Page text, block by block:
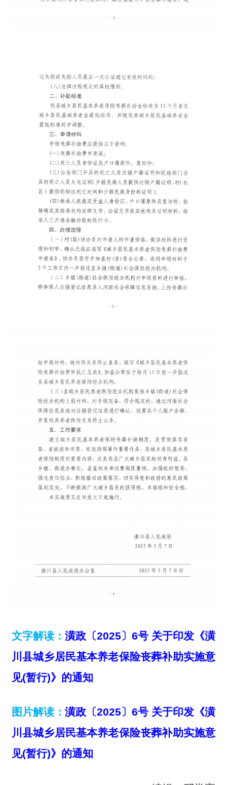
文字解读： 潢政〔2025〕6号 关于印发《潢
川县城乡居民基本养老保险丧葬补助实施意
见(暂行)》的通知
图片解读： 潢政〔2025〕6号 关于印发《潢
川县城乡居民基本养老保险丧葬补助实施意
见(暂行)》的通知